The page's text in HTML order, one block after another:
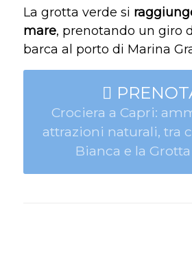
La grotta verde si
mare, prenotando un giro
barca al porto di Marina
Crociera a Capri:
attrazioni naturali, tra
Bianca e la